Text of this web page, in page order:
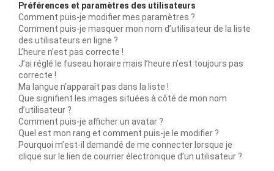
Préférences et paramètres des utilisateurs
Comment puis-je modifier mes paramètres ?
Comment puis-je masquer mon nom d’utilisateur de la liste
des utilisateurs en ligne ?
L’heure n’est pas correcte !
J’ai réglé le fuseau horaire mais l’heure n’est toujours pas
correcte !
Ma langue n’apparaît pas dans la liste !
Que signifient les images situées à côté de mon nom
d’utilisateur ?
Comment puis-je afficher un avatar ?
Quel est mon rang et comment puis-je le modifier ?
Pourquoi m’est-il demandé de me connecter lorsque je
clique sur le lien de courrier électronique d’un utilisateur ?